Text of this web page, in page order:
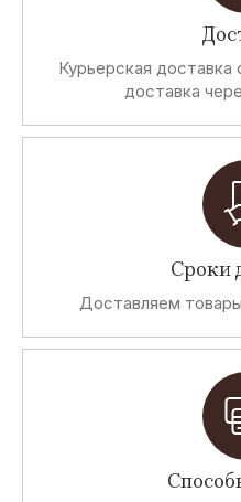
Курьерская доставка
доставка
Сроки
Доставляем